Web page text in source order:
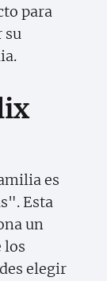
para
su
es
Esta
un
los
elegir